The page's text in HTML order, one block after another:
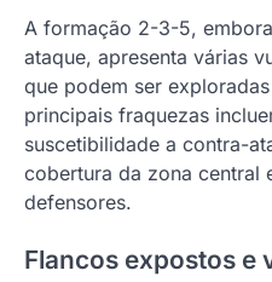
A formação 2-3-5,
ataque, apresenta várias
que podem ser
principais fraquezas
suscetibilidade a contra-
cobertura da zona central
defensores.
Flancos expostos e